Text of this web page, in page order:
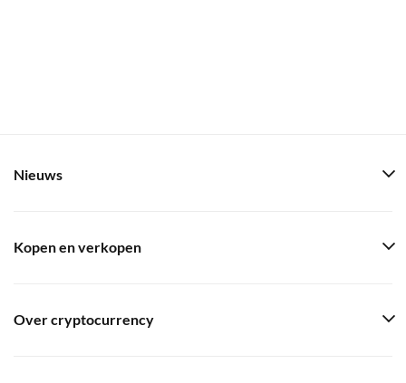
Nieuws
Kopen en verkopen
Over cryptocurrency